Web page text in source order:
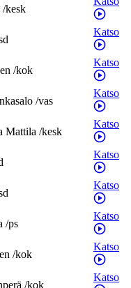
/kesk
Katso
/kok
Katso
/vas
Katso
Mattila /kesk
Katso
Katso
Katso
/ps
Katso
/kok
Katso
/kok
Katso